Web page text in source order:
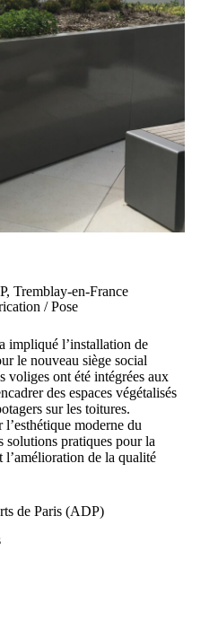
Tremblay-en-France
/ Pose
impliqué l’installation de
le nouveau siège social
ont été intégrées aux
des espaces végétalisés
sur les toitures.
moderne du
solutions pratiques pour la
l’amélioration de la qualité
de Paris (ADP)